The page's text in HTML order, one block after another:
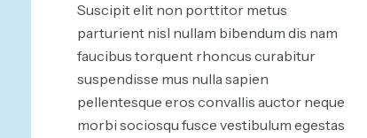
Suscipit elit non porttitor metus
parturient nisl nullam bibendum dis nam
faucibus torquent rhoncus curabitur
suspendisse mus nulla sapien
pellentesque eros convallis auctor neque
morbi sociosqu fusce vestibulum egestas